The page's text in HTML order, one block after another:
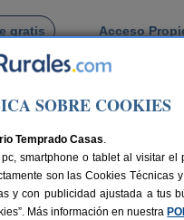
gratis Acceso
SOBRE COOKIES
Temprado Casas.
smartphone o tablet al visitar
son las Cookies Técnicas
con publicidad ajustada a tus
Más información en nuestra